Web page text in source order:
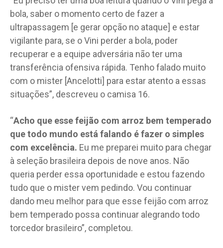
bola, saber o momento certo de fazer a
ultrapassagem [e gerar opção no ataque] e estar
vigilante para, se o Vini perder a bola, poder
recuperar e a equipe adversária não ter uma
transferência ofensiva rápida. Tenho falado muito
com o mister [Ancelotti] para estar atento a essas
situações”, descreveu o camisa 16.
“Acho que esse feijão com arroz bem temperado
que todo mundo está falando é fazer o simples
com excelência. Eu me preparei muito para chegar
à seleção brasileira depois de nove anos. Não
queria perder essa oportunidade e estou fazendo
tudo que o mister vem pedindo. Vou continuar
dando meu melhor para que esse feijão com arroz
bem temperado possa continuar alegrando todo
torcedor brasileiro”, completou.